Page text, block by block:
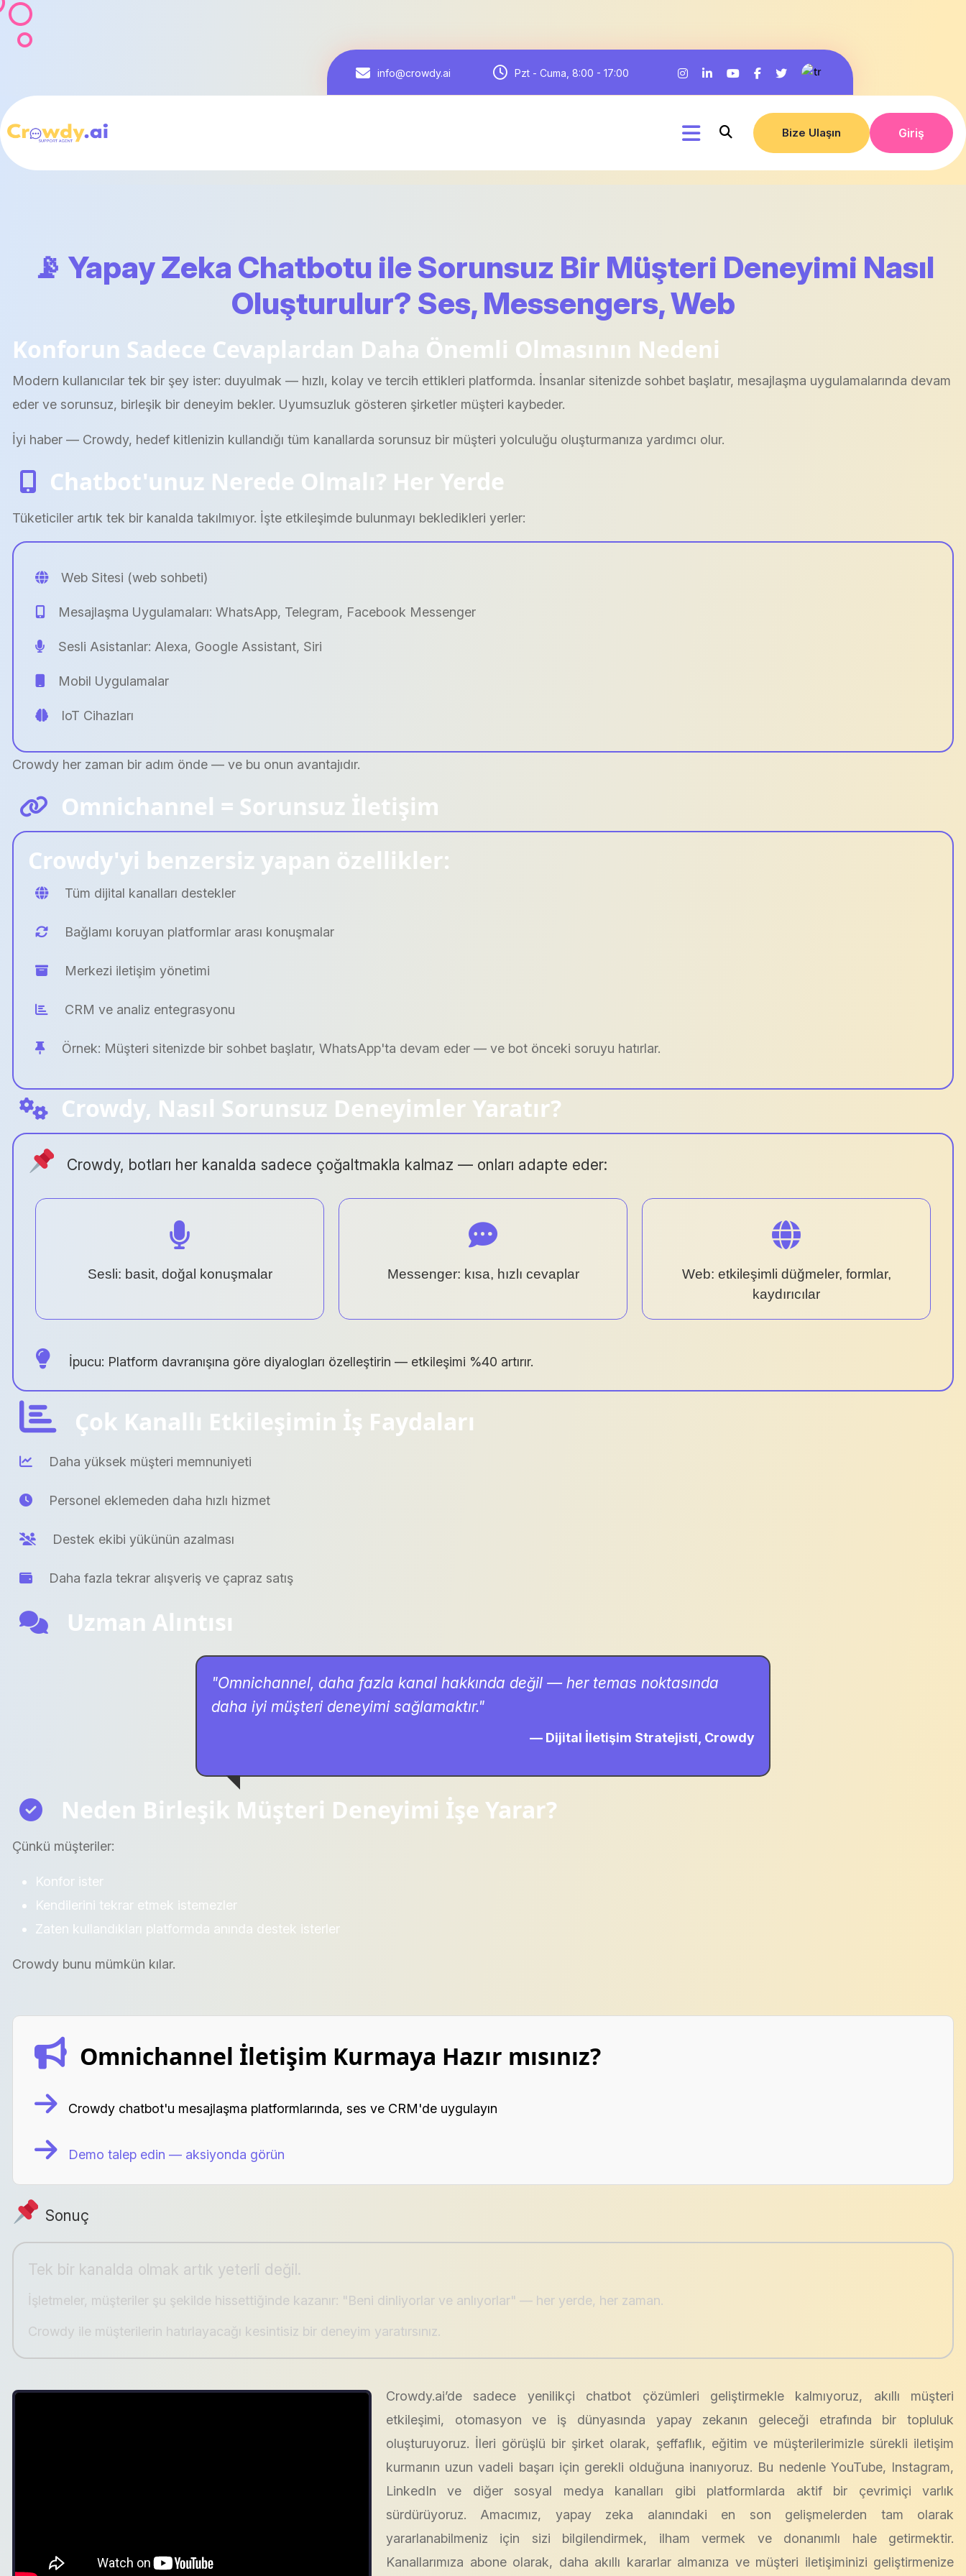
info@crowdy.ai Pzt - Cuma, 8:00 - 17:00
Bize Ulaşın Giriş
📡 Yapay Zeka Chatbotu ile Sorunsuz Bir Müşteri Deneyimi Nasıl
Oluşturulur? Ses, Messengers, Web
Konforun Sadece Cevaplardan Daha Önemli Olmasının Nedeni
Modern kullanıcılar tek bir şey ister: duyulmak — hızlı, kolay ve tercih ettikleri platformda. İnsanlar sitenizde sohbet başlatır, mesajlaşma uygulamalarında devam
eder ve sorunsuz, birleşik bir deneyim bekler. Uyumsuzluk gösteren şirketler müşteri kaybeder.
İyi haber — Crowdy, hedef kitlenizin kullandığı tüm kanallarda sorunsuz bir müşteri yolculuğu oluşturmanıza yardımcı olur.
Chatbot'unuz Nerede Olmalı? Her Yerde
Tüketiciler artık tek bir kanalda takılmıyor. İşte etkileşimde bulunmayı bekledikleri yerler:
Web Sitesi (web sohbeti)
Mesajlaşma Uygulamaları: WhatsApp, Telegram, Facebook Messenger
Sesli Asistanlar: Alexa, Google Assistant, Siri
Mobil Uygulamalar
IoT Cihazları
Crowdy her zaman bir adım önde — ve bu onun avantajıdır.
Omnichannel = Sorunsuz İletişim
Crowdy'yi benzersiz yapan özellikler:
Tüm dijital kanalları destekler
Bağlamı koruyan platformlar arası konuşmalar
Merkezi iletişim yönetimi
CRM ve analiz entegrasyonu
Örnek: Müşteri sitenizde bir sohbet başlatır, WhatsApp'ta devam eder — ve bot önceki soruyu hatırlar.
Crowdy, Nasıl Sorunsuz Deneyimler Yaratır?
Crowdy, botları her kanalda sadece çoğaltmakla kalmaz — onları adapte eder:
Sesli: basit, doğal konuşmalar Messenger: kısa, hızlı cevaplar
Web: etkileşimli düğmeler, formlar,
kaydırıcılar
İpucu: Platform davranışına göre diyalogları özelleştirin — etkileşimi %40 artırır.
Çok Kanallı Etkileşimin İş Faydaları
Daha yüksek müşteri memnuniyeti
Personel eklemeden daha hızlı hizmet
Destek ekibi yükünün azalması
Daha fazla tekrar alışveriş ve çapraz satış
Uzman Alıntısı
"Omnichannel, daha fazla kanal hakkında değil — her temas noktasında
daha iyi müşteri deneyimi sağlamaktır."
— Dijital İletişim Stratejisti, Crowdy
Neden Birleşik Müşteri Deneyimi İşe Yarar?
Çünkü müşteriler:
Konfor ister
Kendilerini tekrar etmek istemezler
Zaten kullandıkları platformda anında destek isterler
Crowdy bunu mümkün kılar.
Omnichannel İletişim Kurmaya Hazır mısınız?
Crowdy chatbot'u mesajlaşma platformlarında, ses ve CRM'de uygulayın
Demo talep edin — aksiyonda görün
Sonuç
Tek bir kanalda olmak artık yeterli değil.
İşletmeler, müşteriler şu şekilde hissettiğinde kazanır: "Beni dinliyorlar ve anlıyorlar" — her yerde, her zaman.
Crowdy ile müşterilerin hatırlayacağı kesintisiz bir deneyim yaratırsınız.
Crowdy.ai’de sadece yenilikçi chatbot çözümleri geliştirmekle kalmıyoruz, akıllı müşteri
etkileşimi, otomasyon ve iş dünyasında yapay zekanın geleceği etrafında bir topluluk
oluşturuyoruz. İleri görüşlü bir şirket olarak, şeffaflık, eğitim ve müşterilerimizle sürekli iletişim
kurmanın uzun vadeli başarı için gerekli olduğuna inanıyoruz. Bu nedenle YouTube, Instagram,
LinkedIn ve diğer sosyal medya kanalları gibi platformlarda aktif bir çevrimiçi varlık
sürdürüyoruz. Amacımız, yapay zeka alanındaki en son gelişmelerden tam olarak
yararlanabilmeniz için sizi bilgilendirmek, ilham vermek ve donanımlı hale getirmektir.
Kanallarımıza abone olarak, daha akıllı kararlar almanıza ve müşteri iletişiminizi geliştirmenize